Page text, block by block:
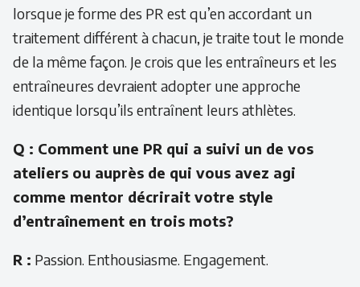
lorsque je forme des PR est qu’en accordant un
traitement différent à chacun, je traite tout le monde
de la même façon. Je crois que les entraîneurs et les
entraîneures devraient adopter une approche
identique lorsqu’ils entraînent leurs athlètes.
Q : Comment une PR qui a suivi un de vos
ateliers ou auprès de qui vous avez agi
comme mentor décrirait votre style
d’entraînement en trois mots?
R : Passion. Enthousiasme. Engagement.